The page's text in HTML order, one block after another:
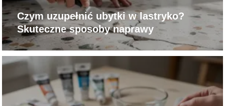
Czym uzupełnić ubytki w lastryko?
Skuteczne sposoby naprawy